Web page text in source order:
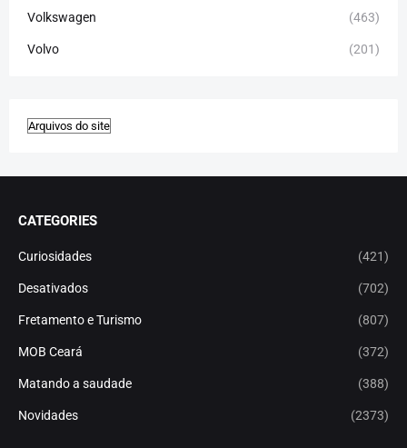
Volkswagen (463)
Volvo (201)
CATEGORIES
Curiosidades (421)
Desativados (702)
Fretamento e Turismo (807)
MOB Ceará (372)
Matando a saudade (388)
Novidades (2373)